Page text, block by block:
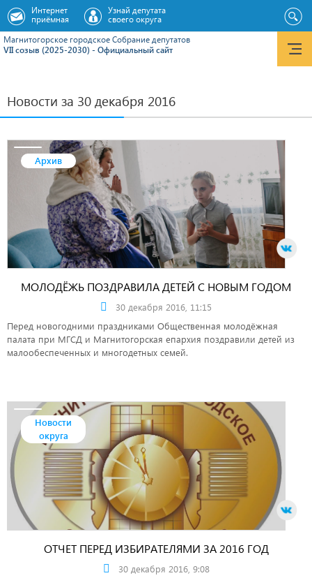
Магнитогорское городское Cобрание депутатов
VII созыв (2025-2030) - Официальный сайт
Интернет
приёмная
Узнай депутата
своего округа
Новости за 30 декабря 2016
Архив
МОЛОДЁЖЬ ПОЗДРАВИЛА ДЕТЕЙ С НОВЫМ ГОДОМ
30 декабря 2016, 11:15
Перед новогодними праздниками Общественная молодёжная
палата при МГСД и Магнитогорская епархия поздравили детей из
малообеспеченных и многодетных семей.
Новости
округа
ОТЧЕТ ПЕРЕД ИЗБИРАТЕЛЯМИ ЗА 2016 ГОД
30 декабря 2016, 9:08